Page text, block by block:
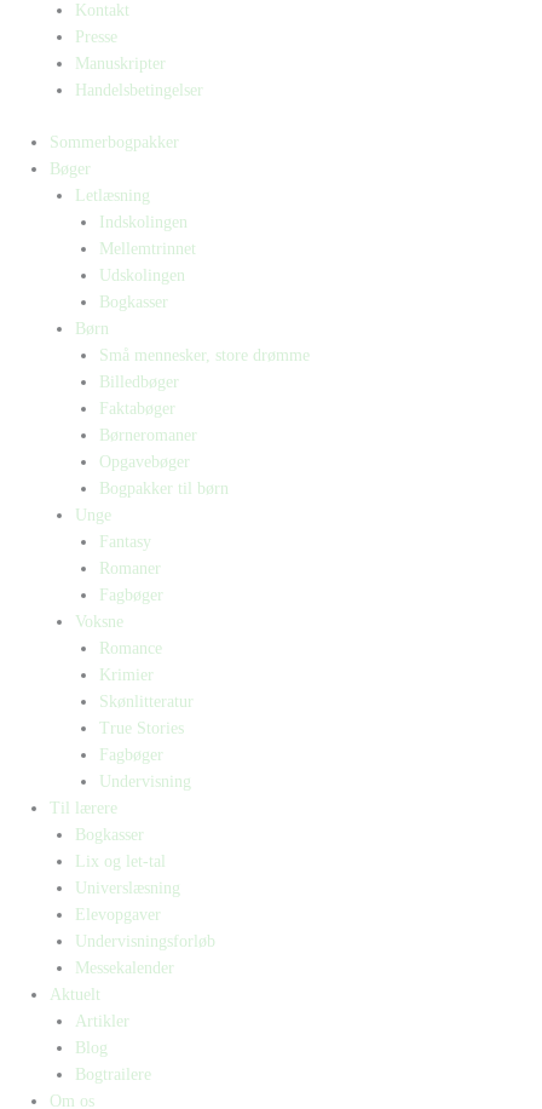
Kontakt
Presse
Manuskripter
Handelsbetingelser
Sommerbogpakker
Bøger
Letlæsning
Indskolingen
Mellemtrinnet
Udskolingen
Bogkasser
Børn
Små mennesker, store drømme
Billedbøger
Faktabøger
Børneromaner
Opgavebøger
Bogpakker til børn
Unge
Fantasy
Romaner
Fagbøger
Voksne
Romance
Krimier
Skønlitteratur
True Stories
Fagbøger
Undervisning
Til lærere
Bogkasser
Lix og let-tal
Universlæsning
Elevopgaver
Undervisningsforløb
Messekalender
Aktuelt
Artikler
Blog
Bogtrailere
Om os